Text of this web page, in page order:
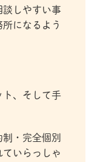
しやすい事
になるよう
ト、そして手
・完全個別
いらっしゃ